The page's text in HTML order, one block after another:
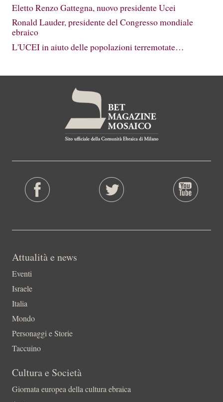
Eletto Renzo Gattegna, nuovo presidente Ucei
Ronald Lauder, presidente del Congresso mondiale
ebraico
L'UCEI in aiuto delle popolazioni terremotate…
Attualità e news
Eventi
Israele
Italia
Mondo
Personaggi e Storie
Taccuino
Cultura e Società
Giornata europea della cultura ebraica